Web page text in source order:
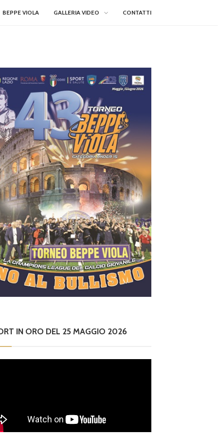
BEPPE VIOLA GALLERIA VIDEO CONTATTI
IN ORO DEL 25 MAGGIO 2026